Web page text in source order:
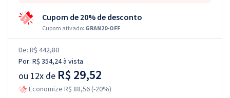
Cupom de 20% de desconto
Cupom ativado: GRAN20-OFF
De: R$ 442,80
Por: R$ 354,24à vista
ou 12x de R$ 29,52
Economize R$ 88,56 (-20%)